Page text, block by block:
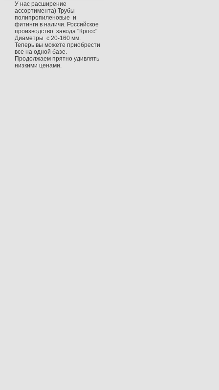
У нас расширение
ассортимента) Трубы
полипропиленовые и
фитинги в наличи. Российское
производство завода "Кросс".
Диаметры с 20-160 мм.
Теперь вы можете приобрести
все на одной базе.
Продолжаем прятно удивлять
низкими ценами.